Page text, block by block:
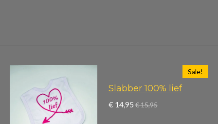
Sale!
Slabber 100% lief
€ 14,95 € 15,95